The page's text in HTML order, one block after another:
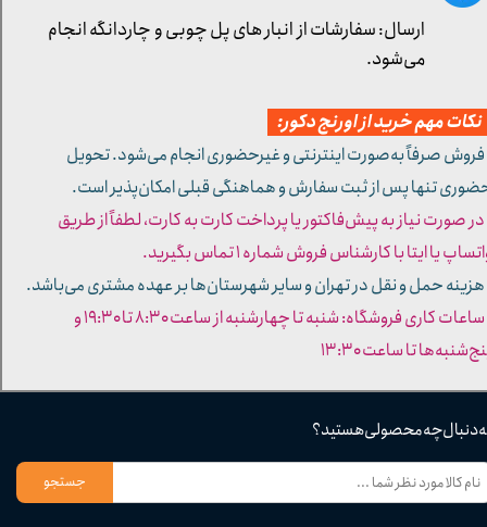
دنبال چه محصولی هستید؟
جستجو
مهم خرید از اورنج دکور:
صرفاً به‌صورت اینترنتی و غیرحضوری انجام می‌شود. تحویل
تنها پس از ثبت سفارش و هماهنگی قبلی امکان‌پذیر است.
صورت نیاز به پیش‌فاکتور یا پرداخت کارت به کارت، لطفاً از طریق
یا ایتا با کارشناس فروش شماره ۱ تماس بگیرید.
حمل و نقل در تهران و سایر شهرستان‌ها بر عهده مشتری می‌باشد.
- ساعات کاری فروشگاه: شنبه تا چهارشنبه از ساعت ۸:۳۰ تا ۱۹:۳۰ و
تا ساعت ۱۳:۳۰​​​​​​​
ارسال: سفارشات از انبار های پل چوبی و چاردانگه انجام
می‌شود.